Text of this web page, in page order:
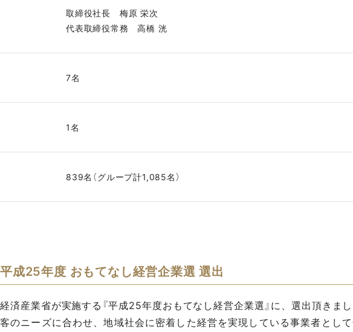
取締役社長 梅原 栄次
代表取締役常務 高橋 洸
7名
1名
839名（グループ計1,085名）
平成25年度 おもてなし経営企業選 選出
経済産業省が実施する『平成25年度おもてなし経営企業選』に、選出頂きま
客のニーズに合わせ、地域社会に密着した経営を実現している事業者とし